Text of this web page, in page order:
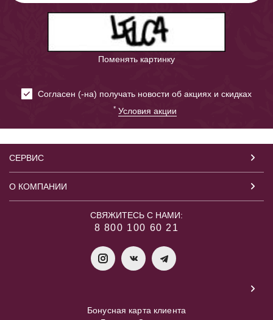
Поменять картинку
Cогласен (-на) получать новости об акциях и скидках
* Условия акции
СЕРВИС
О КОМПАНИИ
СВЯЖИТЕСЬ С НАМИ:
8 800 100 60 21
Бонусная карта клиента